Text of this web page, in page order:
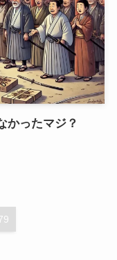
かったマジ？